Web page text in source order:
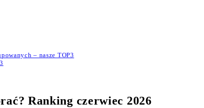
– nasze TOP3
Ranking czerwiec 2026